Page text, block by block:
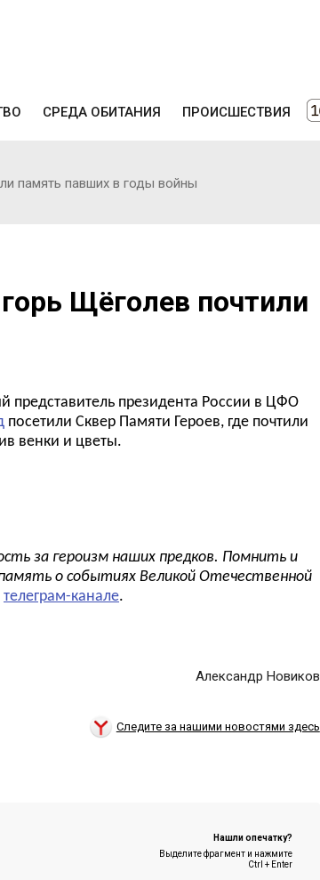
СРЕДА ОБИТАНИЯ ПРОИСШЕСТВИЯ
память павших в годы войны
Щёголев почтили
й представитель президента России в ЦФО
посетили Сквер Памяти Героев, где почтили
венки и цветы.
за героизм наших предков. Помнить и
о событиях Великой Отечественной
телеграм-канале.
Александр Новиков
Следите за нашими новостями здесь
Нашли опечатку?
Выделите фрагмент и нажмите
Ctrl + Enter